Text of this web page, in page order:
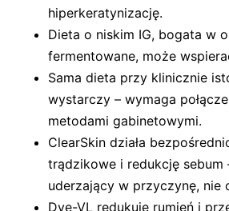
hiperkeratynizację.
Dieta o niskim IG, bogata w
fermentowane, może
Sama dieta przy klinicznie
wystarczy – wymaga
metodami gabinetowymi.
ClearSkin działa
trądzikowe i redukcję sebum
uderzający w przyczynę, nie
Dye-VL redukuje rumień i